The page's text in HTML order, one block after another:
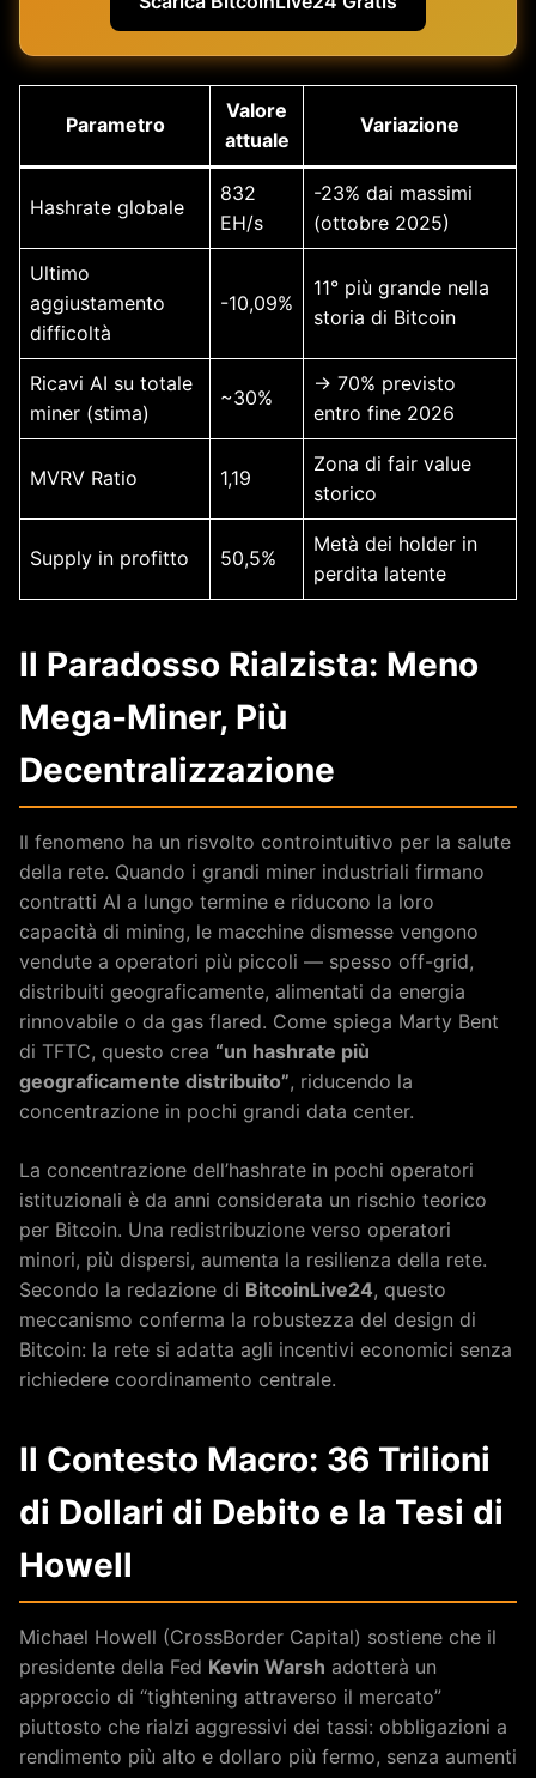
Parametro
Valore
attuale
Variazione
Hashrate globale
832
EH/s
-23% dai massimi
(ottobre 2025)
Ultimo
aggiustamento
difficoltà
-10,09%
11° più grande nella
storia di Bitcoin
Ricavi AI su totale
miner (stima)
~30%
→ 70% previsto
entro fine 2026
MVRV Ratio 1,19
Zona di fair value
storico
Supply in profitto 50,5%
Metà dei holder in
perdita latente
Il Paradosso Rialzista: Meno
Mega-Miner, Più
Decentralizzazione
Il fenomeno ha un risvolto controintuitivo per la salute
della rete. Quando i grandi miner industriali firmano
contratti AI a lungo termine e riducono la loro
capacità di mining, le macchine dismesse vengono
vendute a operatori più piccoli — spesso off-grid,
distribuiti geograficamente, alimentati da energia
rinnovabile o da gas flared. Come spiega Marty Bent
di TFTC, questo crea “un hashrate più
geograficamente distribuito”, riducendo la
concentrazione in pochi grandi data center.
La concentrazione dell’hashrate in pochi operatori
istituzionali è da anni considerata un rischio teorico
per Bitcoin. Una redistribuzione verso operatori
minori, più dispersi, aumenta la resilienza della rete.
Secondo la redazione di BitcoinLive24, questo
meccanismo conferma la robustezza del design di
Bitcoin: la rete si adatta agli incentivi economici senza
richiedere coordinamento centrale.
Il Contesto Macro: 36 Trilioni
di Dollari di Debito e la Tesi di
Howell
Michael Howell (CrossBorder Capital) sostiene che il
presidente della Fed Kevin Warsh adotterà un
approccio di “tightening attraverso il mercato”
piuttosto che rialzi aggressivi dei tassi: obbligazioni a
rendimento più alto e dollaro più fermo, senza aumenti